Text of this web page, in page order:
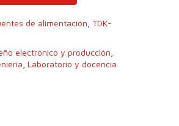
de alimentación TDK-
electrónico y producción
Laboratorio y docencia